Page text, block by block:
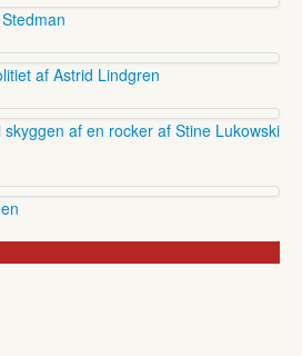
af Astrid Lindgren
af en rocker af Stine Lukowski